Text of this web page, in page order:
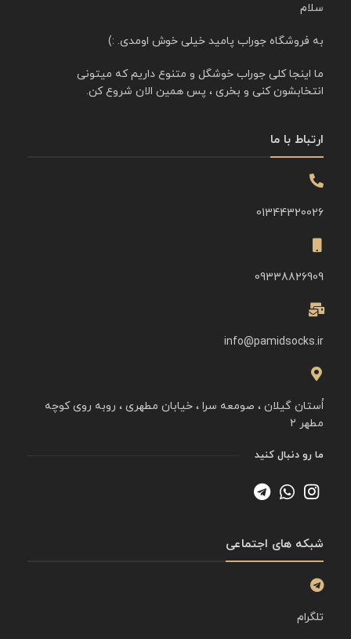
سلام
به فروشگاه جوراب پامید خیلی خوش اومدی. :)
ما اینجا کلی جوراب خوشگل و متنوع داریم که میتونی
انتخابشون کنی و بخری ، پس همین الان شروع کن.
ارتباط با ما
01344320026
09338826909
info@pamidsocks.ir
اُستان گیلان ، صومعه سرا ، خیابان مطهری ، روبه روی کوچه
مطهر ۲
ما رو دنبال کنید
شبکه های اجتماعی
تلگرام